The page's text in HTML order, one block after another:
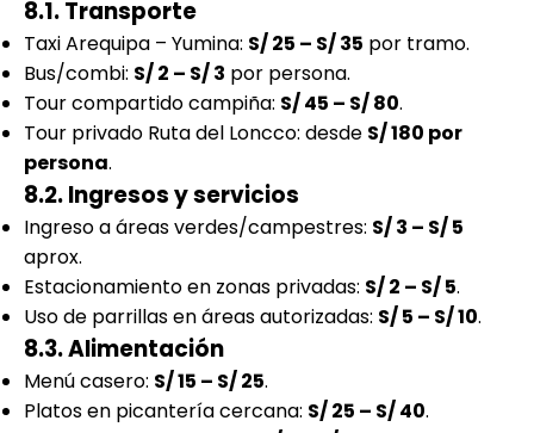
8.1. Transporte
Taxi Arequipa – Yumina: S/ 25 – S/ 35 por tramo.
Bus/combi: S/ 2 – S/ 3 por persona.
Tour compartido campiña: S/ 45 – S/ 80.
Tour privado Ruta del Loncco: desde S/ 180 por
persona.
8.2. Ingresos y servicios
Ingreso a áreas verdes/campestres: S/ 3 – S/ 5
aprox.
Estacionamiento en zonas privadas: S/ 2 – S/ 5.
Uso de parrillas en áreas autorizadas: S/ 5 – S/ 10.
8.3. Alimentación
Menú casero: S/ 15 – S/ 25.
Platos en picantería cercana: S/ 25 – S/ 40.